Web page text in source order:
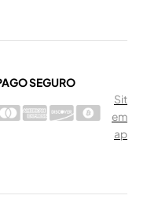
SEGURO
Sit
em
ap